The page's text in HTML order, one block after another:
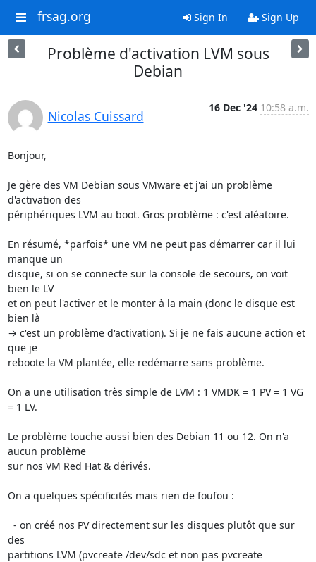
frsag.org Sign In Sign Up
Problème d'activation LVM sous
Debian
Nicolas Cuissard
16 Dec '24 10:58 a.m.
Bonjour,
Je gère des VM Debian sous VMware et j'ai un problème
d'activation des
périphériques LVM au boot. Gros problème : c'est aléatoire.
En résumé, *parfois* une VM ne peut pas démarrer car il lui
manque un
disque, si on se connecte sur la console de secours, on voit
bien le LV
et on peut l'activer et le monter à la main (donc le disque est
bien là
→ c'est un problème d'activation). Si je ne fais aucune action et
que je
reboote la VM plantée, elle redémarre sans problème.
On a une utilisation très simple de LVM : 1 VMDK = 1 PV = 1 VG
= 1 LV.
Le problème touche aussi bien des Debian 11 ou 12. On n'a
aucun problème
sur nos VM Red Hat & dérivés.
On a quelques spécificités mais rien de foufou :
des
partitions LVM (pvcreate /dev/sdc et non pas pvcreate